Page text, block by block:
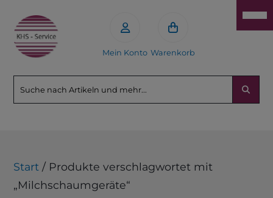
Mein Konto Warenkorb
Start / Produkte verschlagwortet mit
„Milchschaumgeräte“